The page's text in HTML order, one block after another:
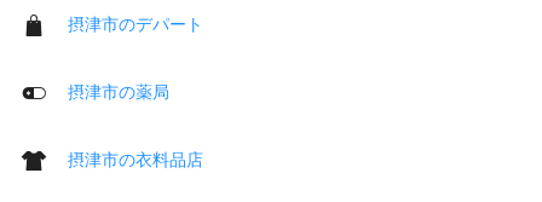
摂津市のデパート
摂津市の薬局
摂津市の衣料品店